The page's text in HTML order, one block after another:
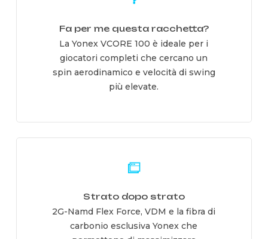
Fa per me questa racchetta?
La Yonex VCORE 100 è ideale per i
giocatori completi che cercano un
spin aerodinamico e velocità di swing
più elevate.
Strato dopo strato
2G-Namd Flex Force, VDM e la fibra di
carbonio esclusiva Yonex che